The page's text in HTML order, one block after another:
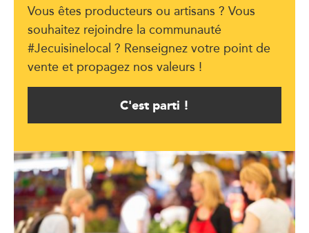
Vous êtes producteurs ou artisans ? Vous
souhaitez rejoindre la communauté
#Jecuisinelocal ? Renseignez votre point de
vente et propagez nos valeurs !
C'est parti !